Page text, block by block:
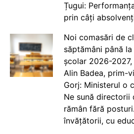
Țugui:
prin câți
Noi comasări de
săptămâni până
școlar 2026-
Alin Badea, prim-
Gorj: Ministerul o
Ne sună directorii
rămân fără
învățătorii, cu